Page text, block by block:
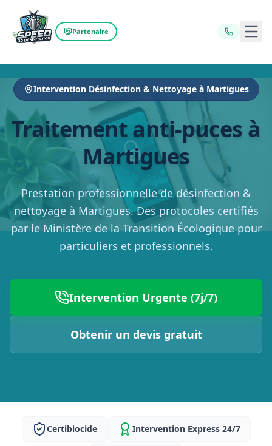
Partenaire
Intervention Désinfection & Nettoyage à Martigues
Traitement anti-puces à
Martigues
Prestation professionnelle de désinfection &
nettoyage à Martigues. Des protocoles certifiés
par le Ministère de la Transition Écologique pour
particuliers et professionnels.
Intervention Urgente (7j/7)
Obtenir un devis gratuit
Certibiocide Intervention Express 24/7